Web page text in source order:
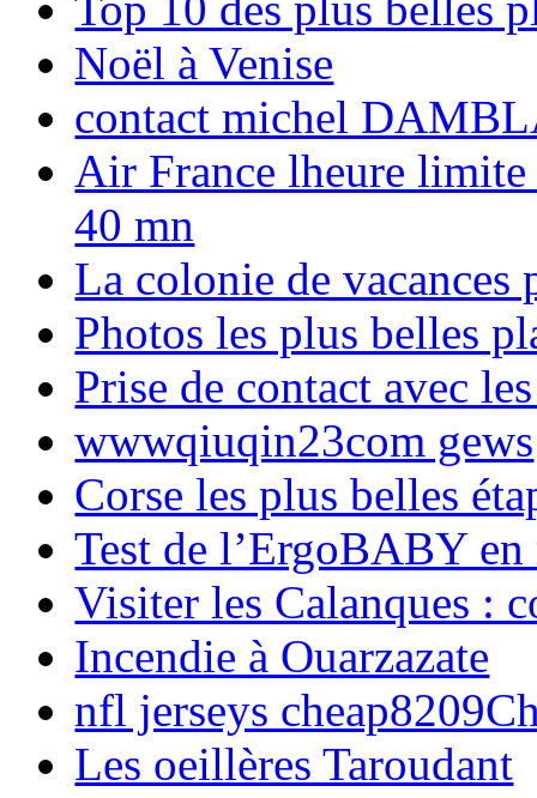
Noël à Venise
contact michel
Air France lheure limite
40 mn
La colonie de vacances
Photos les plus belles
Prise de contact avec
wwwqiuqin23com gews
Corse les plus belles
Test de l’ErgoBABY en
Visiter les Calanques :
Incendie à Ouarzazate
nfl jerseys
Les oeillères Taroudant